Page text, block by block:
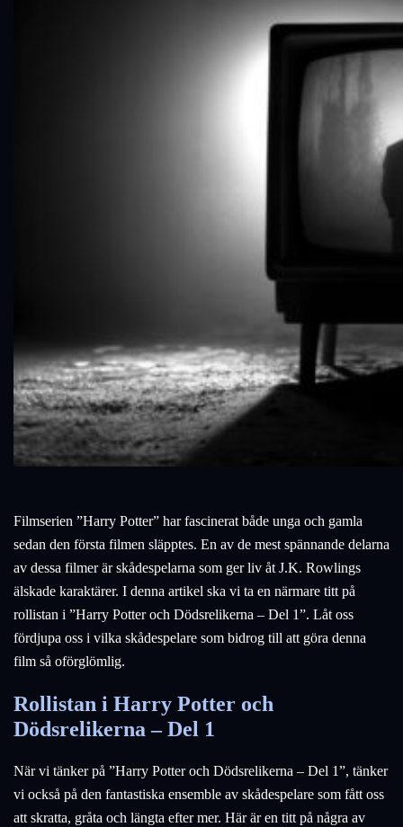
Filmserien ”Harry Potter” har fascinerat både unga och gamla
sedan den första filmen släpptes. En av de mest spännande delarna
av dessa filmer är skådespelarna som ger liv åt J.K. Rowlings
älskade karaktärer. I denna artikel ska vi ta en närmare titt på
rollistan i ”Harry Potter och Dödsrelikerna – Del 1”. Låt oss
fördjupa oss i vilka skådespelare som bidrog till att göra denna
film så oförglömlig.
Rollistan i Harry Potter och
Dödsrelikerna – Del 1
När vi tänker på ”Harry Potter och Dödsrelikerna – Del 1”, tänker
vi också på den fantastiska ensemble av skådespelare som fått oss
att skratta, gråta och längta efter mer. Här är en titt på några av